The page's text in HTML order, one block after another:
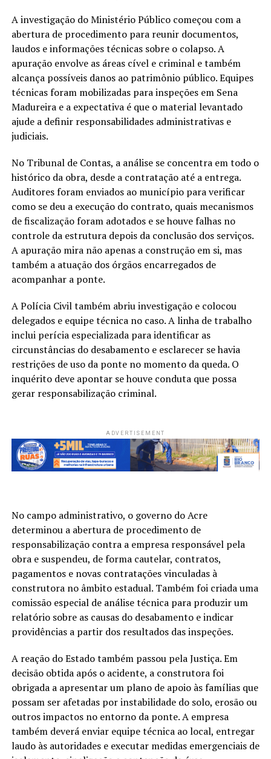
A investigação do Ministério Público começou com a
abertura de procedimento para reunir documentos,
laudos e informações técnicas sobre o colapso. A
apuração envolve as áreas cível e criminal e também
alcança possíveis danos ao patrimônio público. Equipes
técnicas foram mobilizadas para inspeções em Sena
Madureira e a expectativa é que o material levantado
ajude a definir responsabilidades administrativas e
judiciais.
No Tribunal de Contas, a análise se concentra em todo o
histórico da obra, desde a contratação até a entrega.
Auditores foram enviados ao município para verificar
como se deu a execução do contrato, quais mecanismos
de fiscalização foram adotados e se houve falhas no
controle da estrutura depois da conclusão dos serviços.
A apuração mira não apenas a construção em si, mas
também a atuação dos órgãos encarregados de
acompanhar a ponte.
A Polícia Civil também abriu investigação e colocou
delegados e equipe técnica no caso. A linha de trabalho
inclui perícia especializada para identificar as
circunstâncias do desabamento e esclarecer se havia
restrições de uso da ponte no momento da queda. O
inquérito deve apontar se houve conduta que possa
gerar responsabilização criminal.
ADVERTISEMENT
No campo administrativo, o governo do Acre
determinou a abertura de procedimento de
responsabilização contra a empresa responsável pela
obra e suspendeu, de forma cautelar, contratos,
pagamentos e novas contratações vinculadas à
construtora no âmbito estadual. Também foi criada uma
comissão especial de análise técnica para produzir um
relatório sobre as causas do desabamento e indicar
providências a partir dos resultados das inspeções.
A reação do Estado também passou pela Justiça. Em
decisão obtida após o acidente, a construtora foi
obrigada a apresentar um plano de apoio às famílias que
possam ser afetadas por instabilidade do solo, erosão ou
outros impactos no entorno da ponte. A empresa
também deverá enviar equipe técnica ao local, entregar
laudo às autoridades e executar medidas emergenciais de